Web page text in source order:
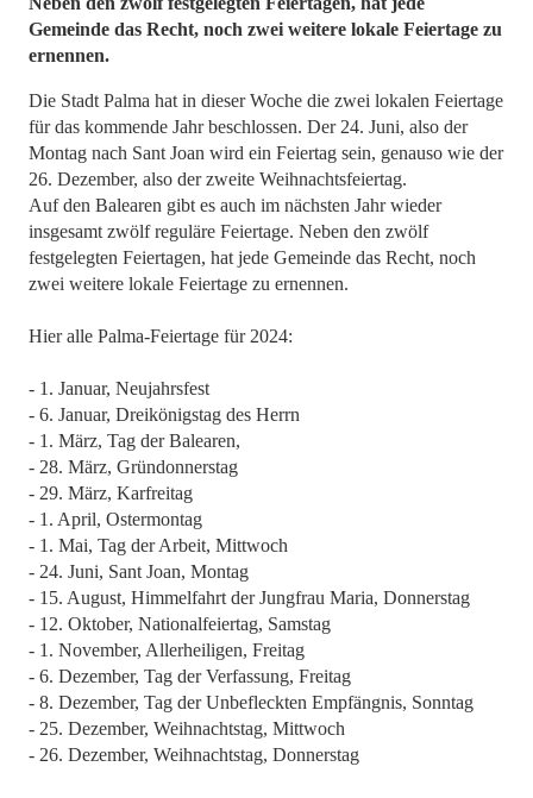
Gemeinde das Recht, noch zwei weitere lokale Feiertage zu
ernennen.
Die Stadt Palma hat in dieser Woche die zwei lokalen Feiertage
für das kommende Jahr beschlossen. Der 24. Juni, also der
Montag nach Sant Joan wird ein Feiertag sein, genauso wie der
26. Dezember, also der zweite Weihnachtsfeiertag.
Auf den Balearen gibt es auch im nächsten Jahr wieder
insgesamt zwölf reguläre Feiertage. Neben den zwölf
festgelegten Feiertagen, hat jede Gemeinde das Recht, noch
zwei weitere lokale Feiertage zu ernennen.
Hier alle Palma-Feiertage für 2024:
- 1. Januar, Neujahrsfest
- 6. Januar, Dreikönigstag des Herrn
- 1. März, Tag der Balearen,
- 28. März, Gründonnerstag
- 29. März, Karfreitag
- 1. April, Ostermontag
- 1. Mai, Tag der Arbeit, Mittwoch
- 24. Juni, Sant Joan, Montag
- 15. August, Himmelfahrt der Jungfrau Maria, Donnerstag
- 12. Oktober, Nationalfeiertag, Samstag
- 1. November, Allerheiligen, Freitag
- 6. Dezember, Tag der Verfassung, Freitag
- 8. Dezember, Tag der Unbefleckten Empfängnis, Sonntag
- 25. Dezember, Weihnachtstag, Mittwoch
- 26. Dezember, Weihnachtstag, Donnerstag